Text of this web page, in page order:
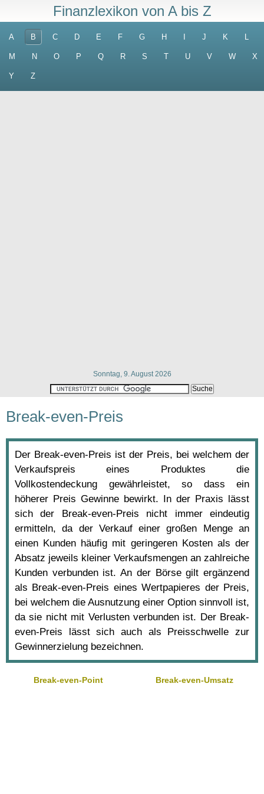
Finanzlexikon von A bis Z
A B C D E F G H J K L
M N O P Q R S T U V W X
Y Z
Sonntag, 9. August 2026
Break-even-Preis
Der Break-even-Preis ist der Preis, bei welchem der
Verkaufspreis eines Produktes die
Vollkostendeckung gewährleistet, so dass ein
höherer Preis Gewinne bewirkt. In der Praxis lässt
sich der Break-even-Preis nicht immer eindeutig
ermitteln, da der Verkauf einer großen Menge an
einen Kunden häufig mit geringeren Kosten als der
Absatz jeweils kleiner Verkaufsmengen an zahlreiche
Kunden verbunden ist. An der Börse gilt ergänzend
als Break-even-Preis eines Wertpapieres der Preis,
bei welchem die Ausnutzung einer Option sinnvoll ist,
da sie nicht mit Verlusten verbunden ist. Der Break-
even-Preis lässt sich auch als Preisschwelle zur
Gewinnerzielung bezeichnen.
Break-even-Point Break-even-Umsatz